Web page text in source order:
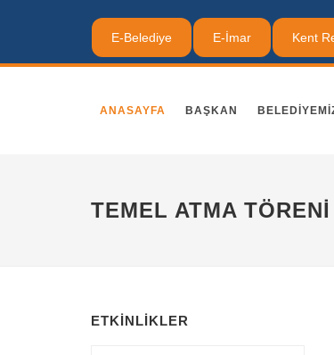
E-Belediye E-İmar Kent
ANASAYFA BAŞKAN
TEMEL ATMA
ETKINLIKLER